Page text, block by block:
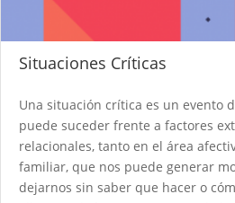
Situaciones Críticas
Una situación crítica es un evento
puede suceder frente a factores
relacionales, tanto en el área
familiar, que nos puede generar
dejarnos sin saber que hacer o